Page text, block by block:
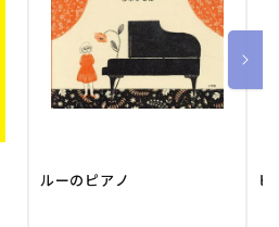
ルーのピアノ ピ